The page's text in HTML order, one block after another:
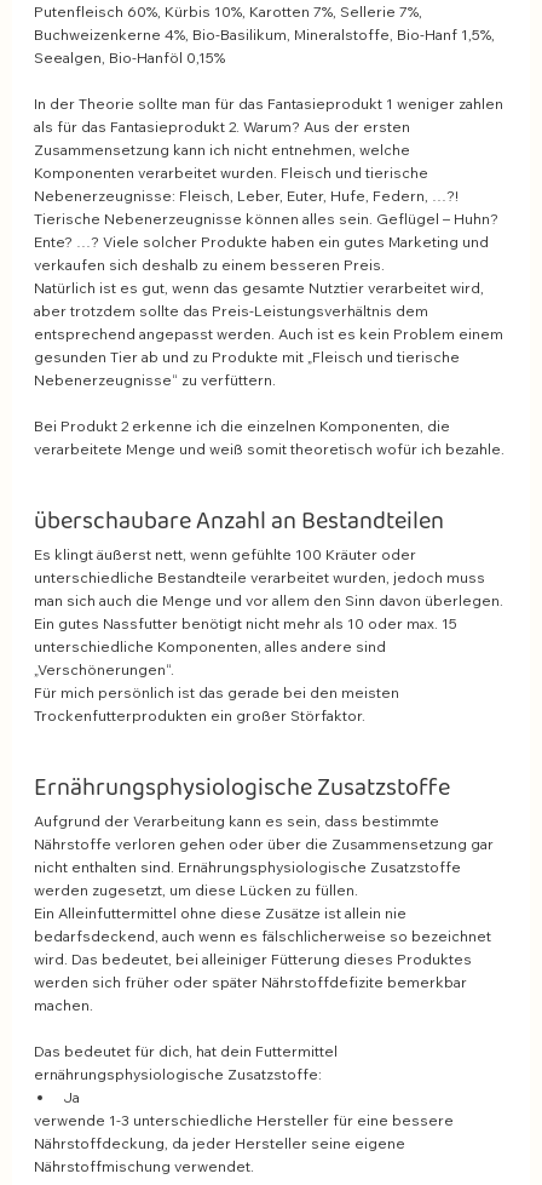
Putenfleisch 60%, Kürbis 10%, Karotten 7%, Sellerie 7%,
Buchweizenkerne 4%, Bio-Basilikum, Mineralstoffe, Bio-Hanf 1,5%,
Seealgen, Bio-Hanföl 0,15%
In der Theorie sollte man für das Fantasieprodukt 1 weniger zahlen
als für das Fantasieprodukt 2. Warum? Aus der ersten
Zusammensetzung kann ich nicht entnehmen, welche
Komponenten verarbeitet wurden. Fleisch und tierische
Nebenerzeugnisse: Fleisch, Leber, Euter, Hufe, Federn, …?!
Tierische Nebenerzeugnisse können alles sein. Geflügel – Huhn?
Ente? …? Viele solcher Produkte haben ein gutes Marketing und
verkaufen sich deshalb zu einem besseren Preis.
Natürlich ist es gut, wenn das gesamte Nutztier verarbeitet wird,
aber trotzdem sollte das Preis-Leistungsverhältnis dem
entsprechend angepasst werden. Auch ist es kein Problem einem
gesunden Tier ab und zu Produkte mit „Fleisch und tierische
Nebenerzeugnisse“ zu verfüttern.
Bei Produkt 2 erkenne ich die einzelnen Komponenten, die
verarbeitete Menge und weiß somit theoretisch wofür ich bezahle.
überschaubare Anzahl an Bestandteilen
Es klingt äußerst nett, wenn gefühlte 100 Kräuter oder
unterschiedliche Bestandteile verarbeitet wurden, jedoch muss
man sich auch die Menge und vor allem den Sinn davon überlegen.
Ein gutes Nassfutter benötigt nicht mehr als 10 oder max. 15
unterschiedliche Komponenten, alles andere sind
„Verschönerungen“.
Für mich persönlich ist das gerade bei den meisten
Trockenfutterprodukten ein großer Störfaktor.
Ernährungsphysiologische Zusatzstoffe
Aufgrund der Verarbeitung kann es sein, dass bestimmte
Nährstoffe verloren gehen oder über die Zusammensetzung gar
nicht enthalten sind. Ernährungsphysiologische Zusatzstoffe
werden zugesetzt, um diese Lücken zu füllen.
Ein Alleinfuttermittel ohne diese Zusätze ist allein nie
bedarfsdeckend, auch wenn es fälschlicherweise so bezeichnet
wird. Das bedeutet, bei alleiniger Fütterung dieses Produktes
werden sich früher oder später Nährstoffdefizite bemerkbar
machen.
Das bedeutet für dich, hat dein Futtermittel
ernährungsphysiologische Zusatzstoffe:
Ja
verwende 1-3 unterschiedliche Hersteller für eine bessere
Nährstoffdeckung, da jeder Hersteller seine eigene
Nährstoffmischung verwendet.